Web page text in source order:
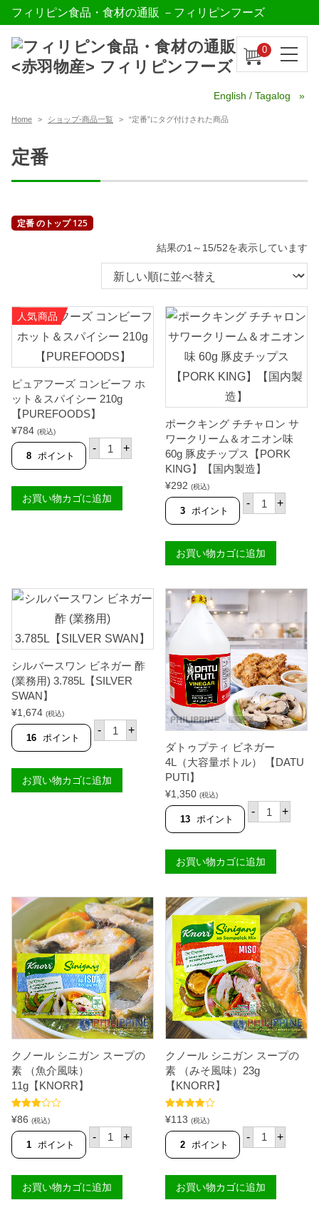
フィリピン食品・食材の通販 －フィリピンフーズ
0
English / Tagalog
Home ショップ-商品一覧 “定番”にタグ付けされた商品
定番
定番 のトップ 125
結果の1～15/52を表示しています
し
人気商品
ピュアフーズ コンビーフ ホ
ット＆スパイシー 210g
【PUREFOODS】
¥784 (税込)
8 ポイント
- ピ
ュ
ー
ズ
コ
ト
＆
ス
パ
イ
シ
ー
2
1
P
U
F
O
O
+
お買い物カゴに追加
ポークキング チチャロン サ
ワークリーム＆オニオン味
60g 豚皮チップス【PORK
KING】【国内製造】
¥292 (税込)
3 ポイント
- ポ
ー
ン
グ
チ
ャ
サ
ワ
ー
ク
リ
ー
ム
＆
オ
ニ
ン
味
6
豚
皮
プ
ス
【
O
R
K
K
I
N
G
】
【
国
内
製
造
個
+
お買い物カゴに追加
シルバースワン ビネガー 酢
(業務用) 3.785L【SILVER
SWAN】
¥1,674 (税込)
16 ポイント
- シ
ル
ス
ワ
ン
用
)
3
.
7
8
5
L
【
S
I
L
V
R
個
+
お買い物カゴに追加
ダトゥプティ ビネガー
4L（大容量ボトル） 【DATU
PUTI】
¥1,350 (税込)
13 ポイント
- ダ
ト
テ
ィ
ビ
ガ
ー
4
L
（
大
容
量
ボ
ト
ル
）
【
A
T
U
I
】
個
+
お買い物カゴに追加
クノール シニガン スープの
素 （魚介風味）
11g【KNORR】
5段階
中3.00
の評価
¥86 (税込)
1 ポイント
- ク
ノ
シ
ニ
ガ
+
お買い物カゴに追加
クノール シニガン スープの
素 （みそ風味）23g
【KNORR】
5段階中
4.00の評
価
¥113 (税込)
2 ポイント
- ク
ノ
シ
ニ
ガ
+
お買い物カゴに追加